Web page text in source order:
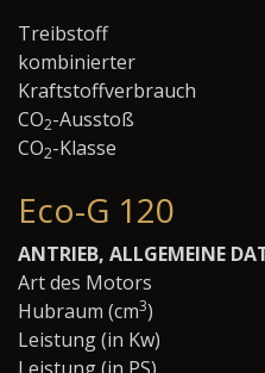
Treibstoff
kombinierter
Kraftstoffverbrauch
CO2-Ausstoß
CO2-Klasse
Eco-G 120
ANTRIEB, ALLGEMEINE
Art des Motors
Hubraum (cm3)
Leistung (in Kw)